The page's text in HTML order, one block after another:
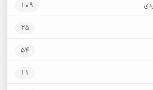
109
25
54
11